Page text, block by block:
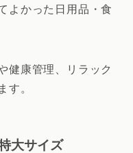
よかった日用品・食
健康管理、リラック
す。
大サイズ